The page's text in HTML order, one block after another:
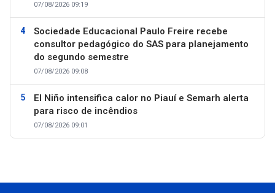
07/08/2026 09:19
Sociedade Educacional Paulo Freire recebe
consultor pedagógico do SAS para planejamento
do segundo semestre
07/08/2026 09:08
El Niño intensifica calor no Piauí e Semarh alerta
para risco de incêndios
07/08/2026 09:01